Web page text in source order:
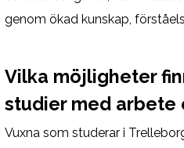
genom ökad kunskap,
Vilka möjligheter
studier med
Vuxna som studerar i